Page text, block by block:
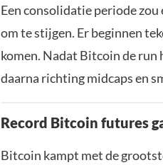
Een consolidatie periode
om te stijgen. Er beginnen
komen. Nadat Bitcoin de run
daarna richting midcaps en
Record Bitcoin futures
Bitcoin kampt met de